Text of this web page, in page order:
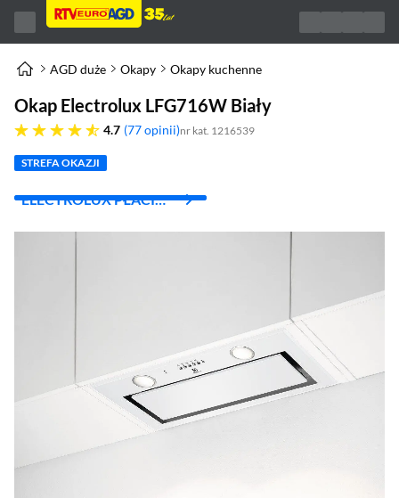
AGD duże Okapy Okapy kuchenne
Okap Electrolux LFG716W Biały
4.7
4.7 gwiazdek 77 opinii nr kat. 1216539
STREFA OKAZJI
ELECTROLUX PŁACI